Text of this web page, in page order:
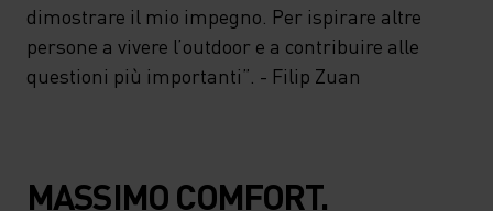
dimostrare il mio impegno. Per ispirare altre
persone a vivere l’outdoor e a contribuire alle
questioni più importanti”. - Filip Zuan
MASSIMO COMFORT.